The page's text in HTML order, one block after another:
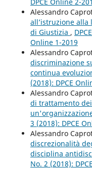
Alessandro
all’istruzione alla
di Giustizia ,
Online 1-2019
Alessandro
discriminazione
continua
(2018): DPCE
Alessandro
di trattamento
3 (2018): DPCE
Alessandro
discrezionalità
disciplina
No. 2 (2018):